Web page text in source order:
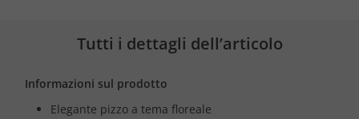
Tutti i dettagli dell’articolo
Informazioni sul prodotto
Elegante pizzo a tema floreale